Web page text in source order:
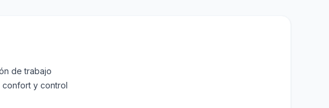
de trabajo
confort y control